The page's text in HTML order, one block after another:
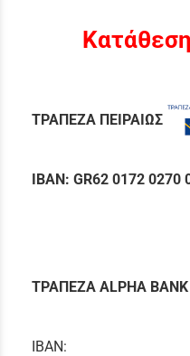
ΤΡΑΠΕΖΑ ΠΕΙΡΑΙΩΣ
IBAN: GR62 0172 0270
ΤΡΑΠΕΖΑ ALPHA BANK
IBAN: